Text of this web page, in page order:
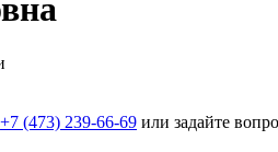
+7 (473) 239-66-69 или задайте